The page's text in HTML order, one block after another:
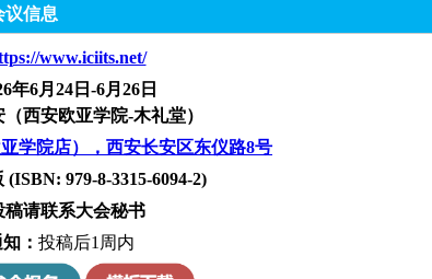
议信息
www.iciits.net/
年6月24日-6月26日
西安欧亚学院-木礼堂）
学院店），西安长安区东仪路8号
979-8-3315-6094-2)
稿请联系大会秘书
： 投稿后1周内